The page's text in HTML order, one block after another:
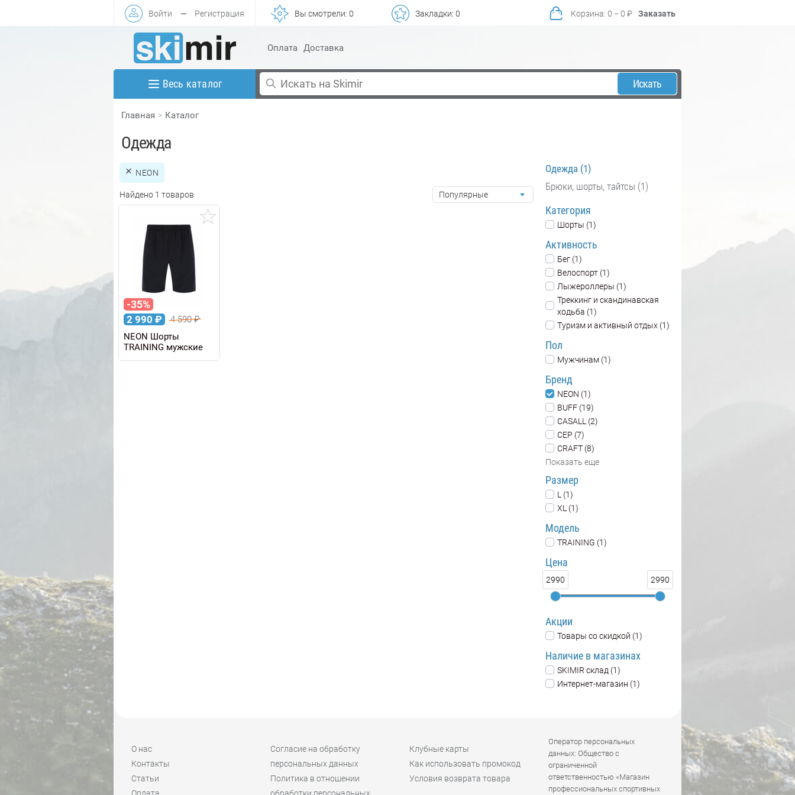
Войти — Регистрация Вы смотрели: 0 Закладки: 0 Корзина: 0 − 0 ₽ Заказать
Оплата Доставка
Весь каталог Искать
Главная Каталог
Одежда
NEON
Найдено 1 товаров Популярные
-35%
2 990 ₽ 4 590₽
NEON Шорты
TRAINING мужские
Одежда (1)
Брюки, шорты, тайтсы (1)
Категория
Шорты (1)
Активность
Бег (1)
Велоспорт (1)
Лыжероллеры (1)
Треккинг и скандинавская
ходьба (1)
Туризм и активный отдых (1)
Пол
Мужчинам (1)
Бренд
NEON (1)
BUFF (19)
CASALL (2)
CEP (7)
CRAFT (8)
Показать еще
Размер
L (1)
XL (1)
Модель
TRAINING (1)
Цена
2990 2990
Акции
Товары со скидкой (1)
Наличие в магазинах
SKIMIR склад (1)
Интернет-магазин (1)
О нас
Контакты
Статьи
Согласие на обработку
персональных данных
Политика в отношении
Клубные карты
Как использовать промокод
Условия возврата товара
Оператор персональных
данных: Общество с
ограниченной
ответственностью «Магазин
профессиональных спортивных